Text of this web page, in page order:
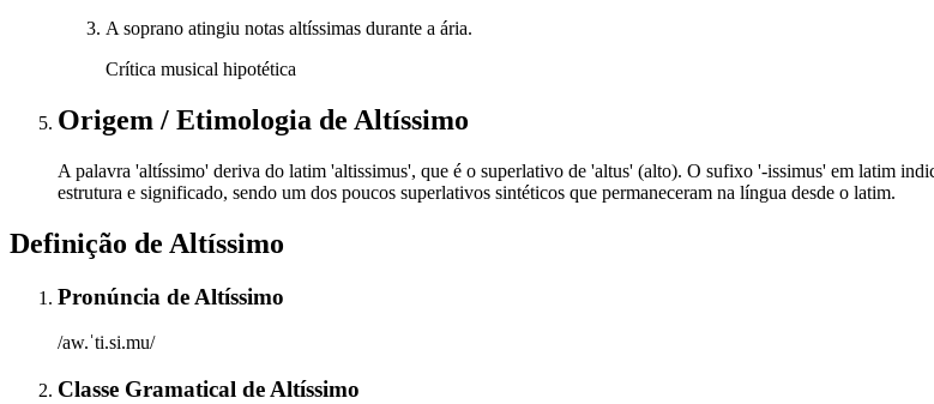
A soprano atingiu notas altíssimas durante a ária.
Crítica musical hipotética
Origem / Etimologia de Altíssimo
A palavra 'altíssimo' deriva do latim 'altissimus', que é o superlativo de 'altus' (alto). O sufixo '-issimus' em latim
estrutura e significado, sendo um dos poucos superlativos sintéticos que permaneceram na língua desde o latim.
Definição de Altíssimo
Pronúncia de Altíssimo
/aw.ˈti.si.mu/
Classe Gramatical de Altíssimo